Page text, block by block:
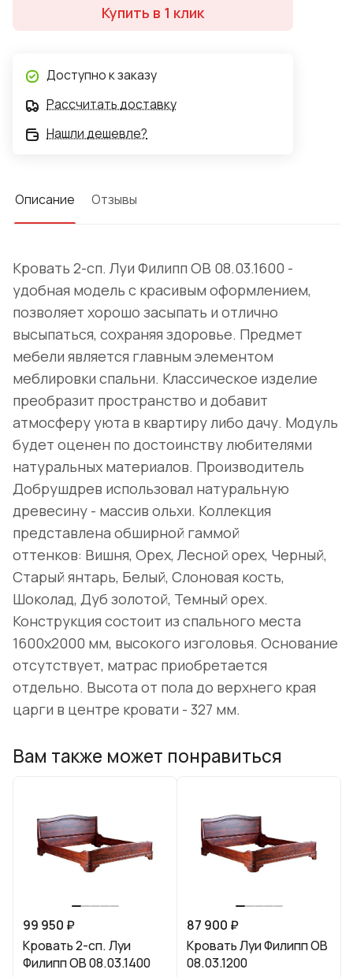
Купить в 1 клик
Доступно к заказу
Рассчитать доставку
Нашли дешевле?
Описание Отзывы
Кровать 2-сп. Луи Филипп ОВ 08.03.1600 -
удобная модель с красивым оформлением,
позволяет хорошо засыпать и отлично
высыпаться, сохраняя здоровье. Предмет
мебели является главным элементом
меблировки спальни. Классическое изделие
преобразит пространство и добавит
атмосферу уюта в квартиру либо дачу. Модуль
будет оценен по достоинству любителями
натуральных материалов. Производитель
Добрушдрев использовал натуральную
древесину - массив ольхи. Коллекция
представлена обширной гаммой
оттенков: Вишня, Орех, Лесной орех, Черный,
Старый янтарь, Белый, Слоновая кость,
Шоколад, Дуб золотой, Темный орех.
Конструкция состоит из спального места
1600х2000 мм, высокого изголовья. Основание
отсутствует, матрас приобретается
отдельно. Высота от пола до верхнего края
царги в центре кровати - 327 мм.
Вам также может понравиться
99 950 ₽
Кровать 2-сп. Луи
Филипп ОВ 08.03.1400
87 900 ₽
Кровать Луи Филипп ОВ
08.03.1200